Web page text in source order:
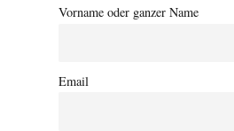
Vorname oder ganzer Name
Email